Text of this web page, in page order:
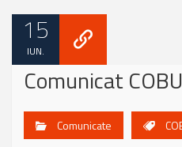
15
IUN.
Comunicat
Comunicate